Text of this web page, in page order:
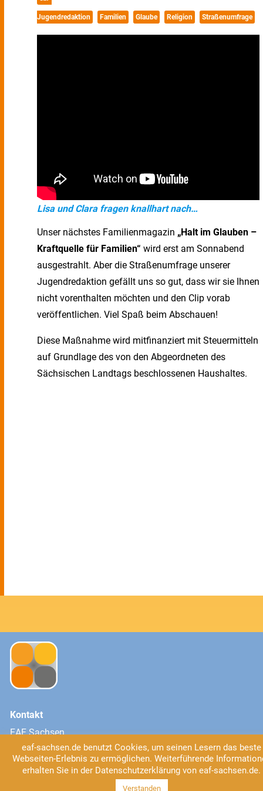
Jugendredaktion Familien Glaube Religion Straßenumfrage
Lisa und Clara fragen knallhart nach…
Unser nächstes Familienmagazin „Halt im Glauben –
Kraftquelle für Familien“ wird erst am Sonnabend
ausgestrahlt. Aber die Straßenumfrage unserer
Jugendredaktion gefällt uns so gut, dass wir sie Ihnen
nicht vorenthalten möchten und den Clip vorab
veröffentlichen. Viel Spaß beim Abschauen!
Diese Maßnahme wird mitfinanziert mit Steuermitteln
auf Grundlage des von den Abgeordneten des
Sächsischen Landtags beschlossenen Haushaltes.
Kontakt
EAF Sachsen
Universitätsstraße 2
04109 Leipzig
Tel: 0341/41 37-555
https://www.eaf-sachsen.de
eaf-sachsen.de benutzt Cookies, um seinen Lesern das beste
Webseiten-Erlebnis zu ermöglichen. Weiterführende
erhalten Sie in der Datenschutzerklärung von eaf-sachsen.de.
Verstanden